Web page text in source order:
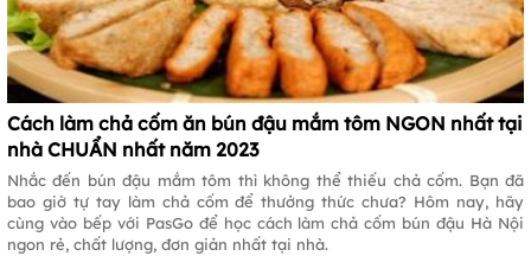
Cách làm chả cốm ăn bún đậu mắm tôm NGON nhất tại
nhà CHUẨN nhất năm 2023
Nhắc đến bún đậu mắm tôm thì không thể thiếu chả cốm. Bạn đã
bao giờ tự tay làm chả cốm để thưởng thức chưa? Hôm nay, hãy
cùng vào bếp với PasGo để học cách làm chả cốm bún đậu Hà Nội
ngon rẻ, chất lượng, đơn giản nhất tại nhà.